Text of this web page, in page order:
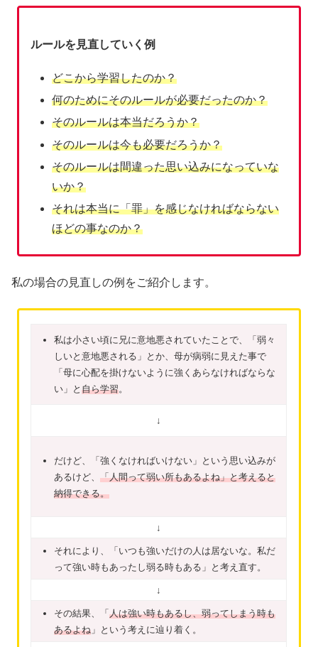
ルールを見直していく例
どこから学習したのか？
何のためにそのルールが必要だったのか？
そのルールは本当だろうか？
そのルールは今も必要だろうか？
そのルールは間違った思い込みになっていな
いか？
それは本当に「罪」を感じなければならない
ほどの事なのか？
私の場合の見直しの例をご紹介します。
私は小さい頃に兄に意地悪されていたことで、「弱々
しいと意地悪される」とか、母が病弱に見えた事で
「母に心配を掛けないように強くあらなければならな
い」と 自ら学習。
↓
だけど、「強くなければいけない」という思い込みが
あるけど、 「人間って弱い所もあるよね」と考えると
納得できる。
↓
それにより、「いつも強いだけの人は居ないな。私だ
って強い時もあったし弱る時もある」と考え直す。
↓
その結果、「 人は強い時もあるし、弱ってしまう時も
あるよね」という考えに辿り着く。